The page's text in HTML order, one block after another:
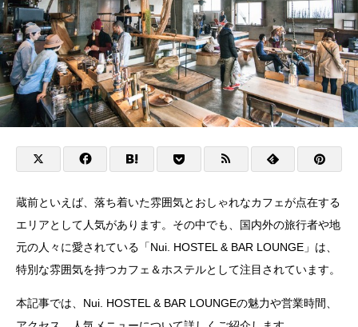
蔵前といえば、落ち着いた雰囲気とおしゃれなカフェが点在する
エリアとして人気があります。その中でも、国内外の旅行者や地
元の人々に愛されている「Nui. HOSTEL & BAR LOUNGE」は、
特別な雰囲気を持つカフェ＆ホステルとして注目されています。
本記事では、Nui. HOSTEL & BAR LOUNGEの魅力や営業時間、